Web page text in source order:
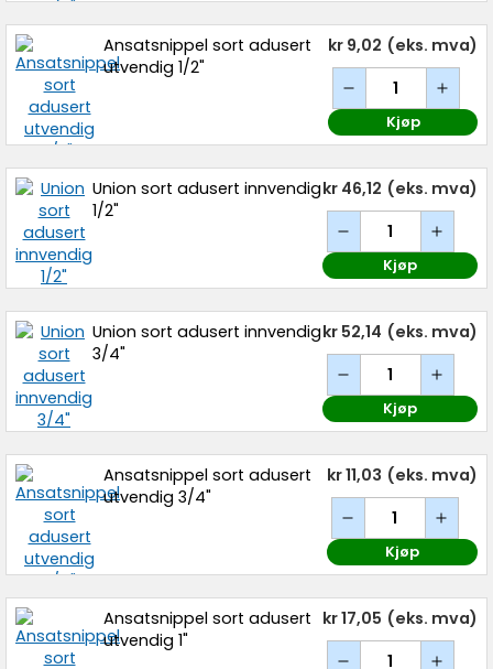
Ansatsnippel sort adusert
utvendig 1/2"
kr 9,02 (eks. mva)
Kjøp
Union sort adusert innvendig
1/2"
kr 46,12 (eks. mva)
Kjøp
Union sort adusert innvendig
3/4"
kr 52,14 (eks. mva)
Kjøp
Ansatsnippel sort adusert
utvendig 3/4"
kr 11,03 (eks. mva)
Kjøp
Ansatsnippel sort adusert
utvendig 1"
kr 17,05 (eks. mva)